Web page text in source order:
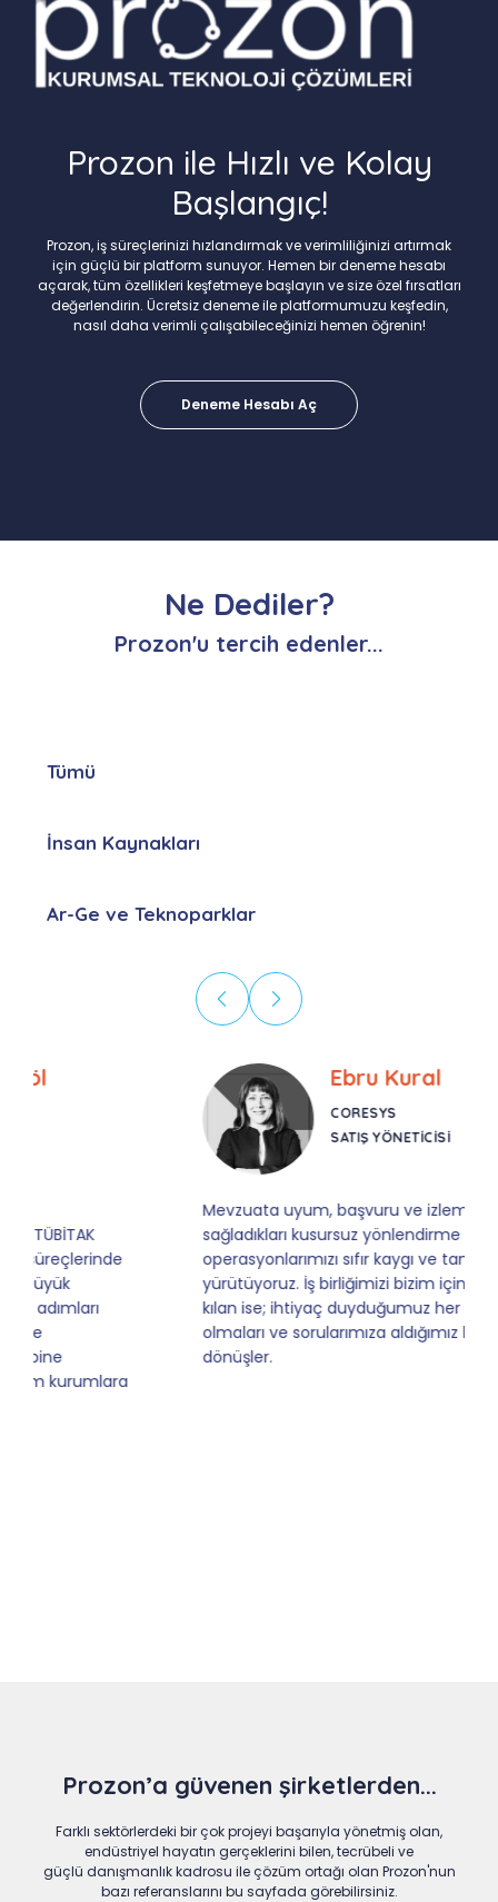
Prozon ile Hızlı ve Kolay
Başlangıç!
Prozon, iş süreçlerinizi hızlandırmak ve verimliliğinizi artırmak
için güçlü bir platform sunuyor. Hemen bir deneme hesabı
açarak, tüm özellikleri keşfetmeye başlayın ve size özel fırsatları
değerlendirin. Ücretsiz deneme ile platformumuzu keşfedin,
nasıl daha verimli çalışabileceğinizi hemen öğrenin!
Deneme Hesabı Aç
Ne Dediler?
Prozon'u tercih edenler...
Tümü
İnsan Kaynakları
Ar-Ge ve Teknoparklar
Ebru Kural
CORESYS
SATIŞ YÖNETICISI
Mevzuata uyum, başvuru ve izleme adımlarında
sağladıkları kusursuz yönlendirme sayesinde artık
operasyonlarımızı sıfır kaygı ve tam güvenle
yürütüyoruz. İş birliğimizi bizim için asıl değerli
kılan ise; ihtiyaç duyduğumuz her an ulaşılabilir
olmaları ve sorularımıza aldığımız hızlı geri
dönüşler.
Prozon’a güvenen şirketlerden...
Farklı sektörlerdeki bir çok projeyi başarıyla yönetmiş olan,
endüstriyel hayatın gerçeklerini bilen, tecrübeli ve
güçlü danışmanlık kadrosu ile çözüm ortağı olan Prozon'nun
bazı referanslarını bu sayfada görebilirsiniz.